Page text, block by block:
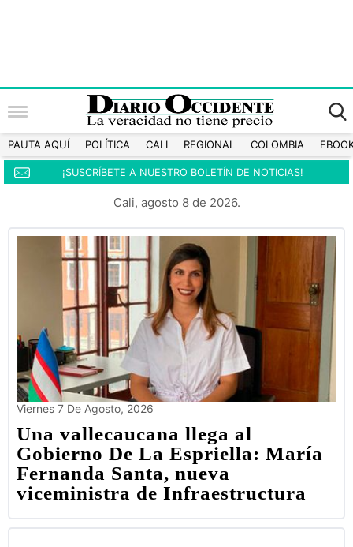
PAUTA AQUÍ POLÍTICA CALI REGIONAL COLOMBIA
¡SUSCRÍBETE A NUESTRO BOLETÍN DE NOTICIAS!
Cali, agosto 8 de 2026.
Viernes 7 De Agosto, 2026
Una vallecaucana llega al
Gobierno De La Espriella: María
Fernanda Santa, nueva
viceministra de Infraestructura